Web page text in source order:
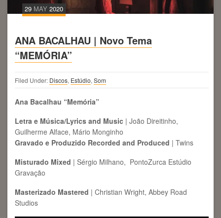
29 MAY 2020
ANA BACALHAU | Novo Tema
“MEMÓRIA”
Filed Under: Discos, Estúdio, Som
Ana Bacalhau “Memória”
Letra e Música/Lyrics and Music | João Direitinho,
Guilherme Alface, Mário Monginho
Gravado e Produzido Recorded and Produced | Twins
Misturado Mixed | Sérgio Milhano, PontoZurca Estúdio
Gravação
Masterizado Mastered | Christian Wright, Abbey Road
Studios